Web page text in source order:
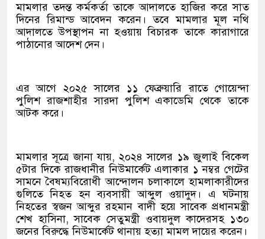
মামলার তদন্ত কর্মকর্তা তাকে আদালতে হাজির করে সাত
দিনের রিমান্ড আবেদন করেন। তবে মামলার মূল নথি
আদালতে উপস্থাপন না হওয়ায় বিচারক তাকে কারাগারে
পাঠানোর আদেশ দেন।
এর আগে ২০২৫ সালের ১১ ফেব্রুয়ারি রাতে গোয়েন্দা
পুলিশ রাজশাহীর সারদা পুলিশ একাডেমি থেকে তাকে
আটক করে।
মামলার সূত্রে জানা যায়, ২০২৪ সালের ১৯ জুলাই বিকেল
৫টার দিকে রাজধানীর নিউমার্কেট এলাকার ১ নম্বর গেটের
সামনে বৈষম্যবিরোধী আন্দোলন চলাকালে হামলাকারীদের
গুলিতে নিহত হন ব্যবসায়ী আব্দুল ওয়াদুদ। এ ঘটনায়
নিহতের স্বজন আব্দুর রহমান বাদী হয়ে সাবেক প্রধানমন্ত্রী
শেখ হাসিনা, সাবেক সেতুমন্ত্রী ওবায়দুল কাদেরসহ ১৩০
জনের বিরুদ্ধে নিউমার্কেট থানায় হত্যা মামল দায়ের করেন।